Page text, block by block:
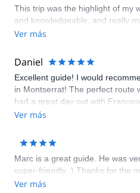
This trip was the highlight of my
and knowledgeable, and really
Ver más
Daniel
Excellent guide! I would
in Montserrat! The perfect route
had a great day out with
Ver más
Marc is a great guide. He was
super-friendly :) Thanks for the
Ver más